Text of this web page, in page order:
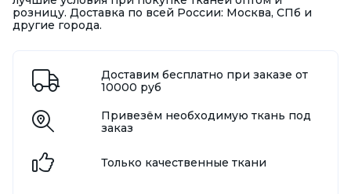
розницу. Доставка по всей России: Москва, СПб и
другие города.
Доставим бесплатно при заказе от
10000 руб
Привезём необходимую ткань под
заказ
Только качественные ткани